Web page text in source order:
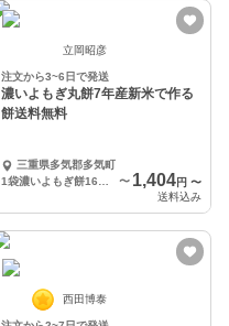
立岡昭彦
注文から3~6日で発送
濃いよもぎ丸餅7年産新米で作る
餅送料無料
三重県多気郡多気町
〜 1,404円 〜
送料込み
西田博泰